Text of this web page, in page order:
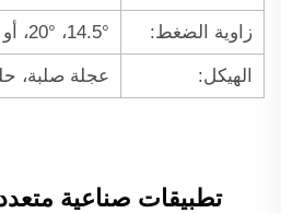
زاوية الضغط: 14.5°، 20°، أو حسب الرسومات الهندسية المخصصة للعميل.
الهيكل: عجلة صلبة،
تطبيقات صناعية